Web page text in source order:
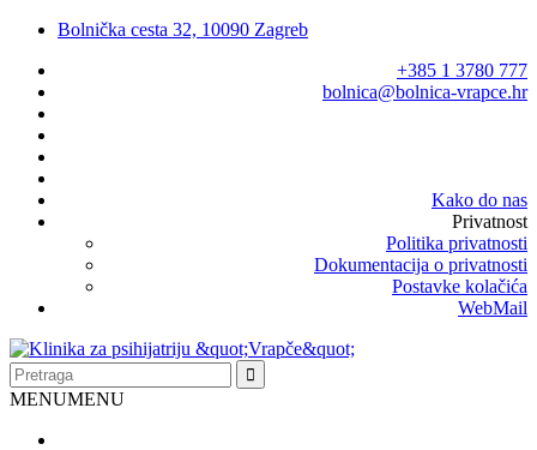
Bolnička cesta 32, 10090 Zagreb
+385 1 3780 777
bolnica@bolnica-vrapce.hr
Kako do nas
Privatnost
Politika privatnosti
Dokumentacija o privatnosti
Postavke kolačića
WebMail
MENUMENU